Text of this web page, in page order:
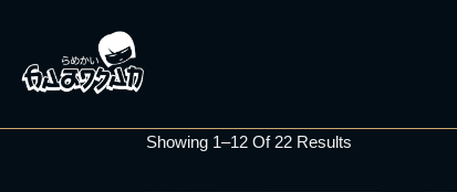
Showing 1–12 Of 22 Results